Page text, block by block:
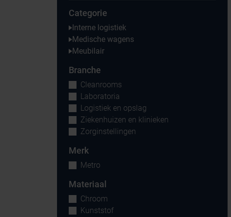
Categorie
Interne logistiek
Medische wagens
Meubilair
Branche
Cleanrooms
Laboratoria
Logistiek en opslag
Ziekenhuizen en klinieken
Zorginstellingen
Merk
Metro
Materiaal
Chroom
Kunststof